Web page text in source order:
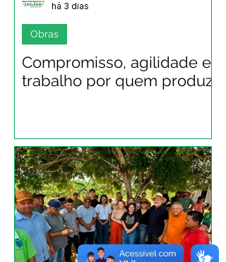
Compromisso, agilidade e
trabalho por quem produz!
Obras
há 3 dias